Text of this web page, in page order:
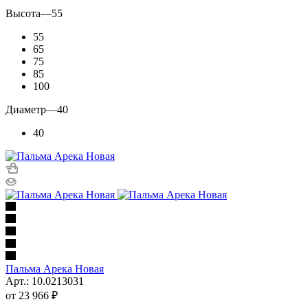
Высота—55
55
65
75
85
100
Диаметр—40
40
Пальма Арека Новая
Арт.: 10.0213031
от 23 966 ₽